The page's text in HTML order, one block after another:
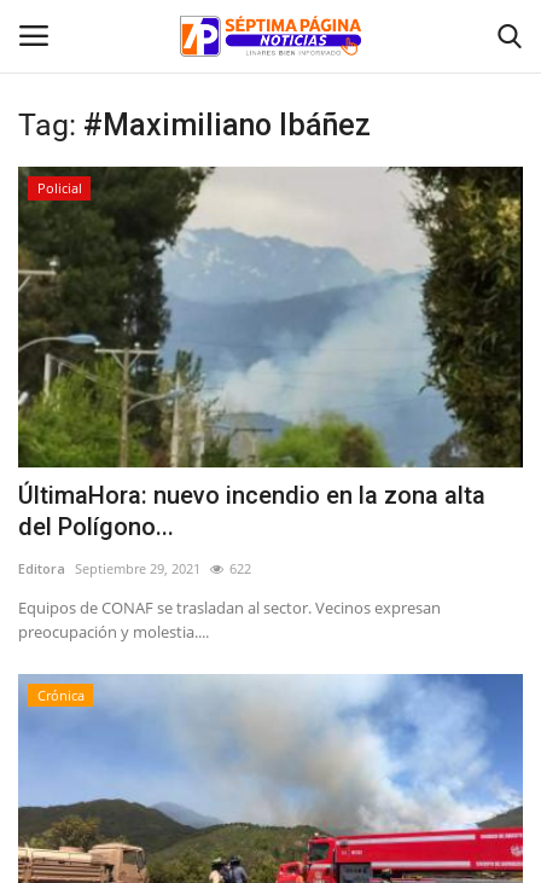
Inicio
Crónica
Policial
Tribunales
Deporte
Política
Espectáculos
Tag: #Maximiliano Ibáñez
Policial
ÚltimaHora: nuevo incendio en la zona alta
del Polígono...
Editora Septiembre 29, 2021 622
Equipos de CONAF se trasladan al sector. Vecinos expresan
preocupación y molestia....
Crónica